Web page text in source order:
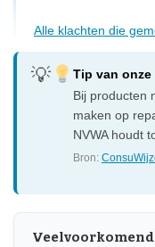
Alle klachten die
Tip van
Bij producten
maken op
NVWA houdt
Bron: